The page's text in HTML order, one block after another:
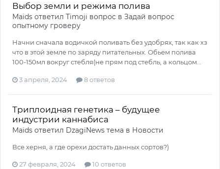
Выбор земли и режима полива
Maids ответил Timoji вопрос в Задай вопрос
опытному гроверу
Начни сначала водичкой поливать без удобрях, так как хз
что в этой земле по заряду питательных. Обьем полива
100-150мл вокруг стебля(не прям под стебль, а кольцом...
3 апреля, 2024 8 ответов
Триплоидная генетика – будущее
индустрии каннабиса
Maids ответил DzagiNews тема в Новости
Все херня, а где орехи достать данных сортов?)
27 февраля, 2024 10 ответов